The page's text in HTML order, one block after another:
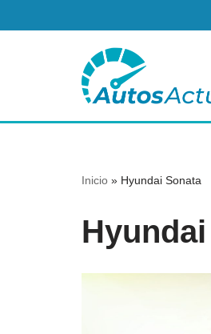
contenido
Inicio » Hyundai Sonata